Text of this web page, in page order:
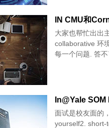
IN CMU和
大家也帮忙出出
collaborative 环
每一个问题. 答
In@Yale
面试是校友面的
yourself2. short-